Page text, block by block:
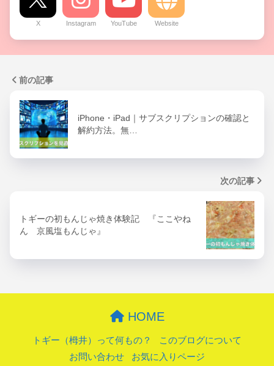
X Instagram YouTube Website
前の記事
iPhone・iPad｜サブスクリプションの確認と
解約方法。無…
次の記事
トギーの初もんじゃ焼き体験記 『ここやね
ん 京風塩もんじゃ』
HOME
トギー（栂井）って何もの？
このブログについて
お問い合わせ
お気に入りページ